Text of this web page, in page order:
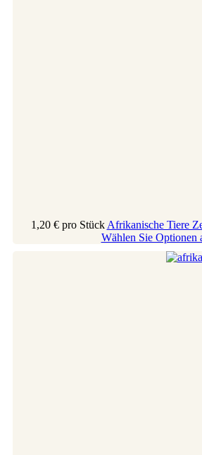
1,20 € pro Stück Afrikanische Tiere
Wählen Sie Optionen